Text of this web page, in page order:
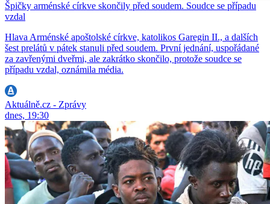
Špičky arménské církve skončily před soudem. Soudce se případu
vzdal
Hlava Arménské apoštolské církve, katolikos Garegin II., a dalších
šest prelátů v pátek stanuli před soudem. První jednání, uspořádané
za zavřenými dveřmi, ale zakrátko skončilo, protože soudce se
případu vzdal, oznámila média.
Aktuálně.cz - Zprávy
dnes, 19:30